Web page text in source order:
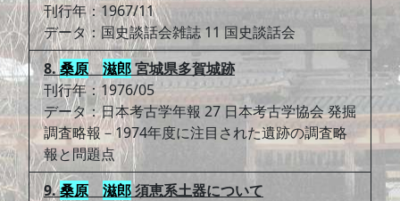
刊行年：1967/11
データ：国史談話会雑誌 11 国史談話会
8.桑原 滋郎宮城県多賀城跡
刊行年：1976/05
データ：日本考古学年報 27 日本考古学協会 発掘
調査略報－1974年度に注目された遺跡の調査略
報と問題点
9.桑原 滋郎須恵系土器について